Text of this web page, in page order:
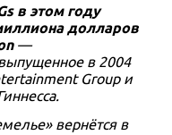
в этом году
долларов
—
в 2004
Group и
вернётся в